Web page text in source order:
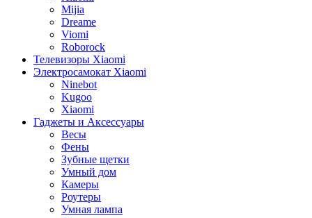
Mijia
Dreame
Viomi
Roborock
Телевизоры Xiaomi
Электросамокат Xiaomi
Ninebot
Kugoo
Xiaomi
Гаджеты и Аксессуары
Весы
Фены
Зубные щетки
Умный дом
Камеры
Роутеры
Умная лампа